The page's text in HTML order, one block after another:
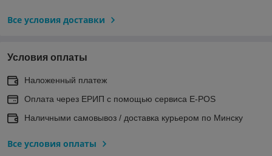
Все условия доставки
Условия оплаты
Наложенный платеж
Оплата через ЕРИП с помощью сервиса E-POS
Наличными самовывоз / доставка курьером по Минску
Все условия оплаты